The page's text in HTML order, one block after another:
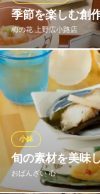
季節を楽しむ創
梅の花 上野広小路店
梅の花では、名物
た懐石コースをご
材の豊かな香り…四
ます。接待や宴会
のお集まり、同窓
だけます。
梅の花 上野広
旬の素材を美味
おばんざい 心
小鉢